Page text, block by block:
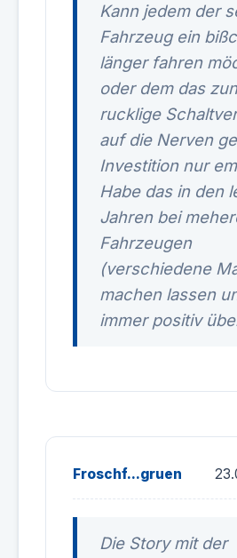
Kann jedem der
Fahrzeug ein
länger fahren
oder dem das
rucklige
auf die Nerven
Investition nur
Habe das in den
Jahren bei
Fahrzeugen
(verschiedene
machen lassen
immer positiv
Froschf...gruen
Die Story mit der